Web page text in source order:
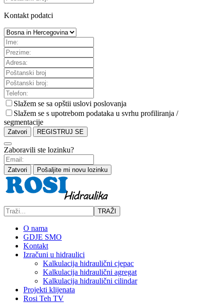
Kontakt podatci
Slažem se sa opštii uslovi poslovanja
Slažem se s upotrebom podataka u svrhu profiliranja /
segmentacije
Zatvori REGISTRUJ SE
Zaboravili ste lozinku?
Zatvori Pošaljite mi novu lozinku
TRAŽI
O nama
GDJE SMO
Kontakt
Izračuni u hidraulici
Kalkulacija hidraulični cjepac
Kalkulacija hidraulični agregat
Kalkulacija hidraulični cilindar
Projekti klijenata
Rosi Teh TV